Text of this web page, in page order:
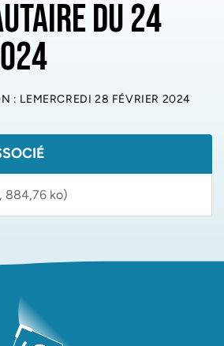
DU 24
: LEMERCREDI 28 FÉVRIER 2024
884,76 ko)